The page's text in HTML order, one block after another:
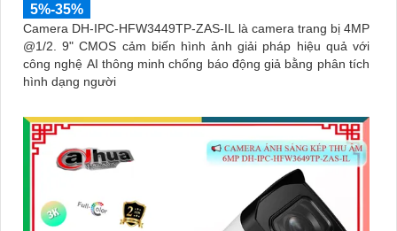
5%-35%
Camera DH-IPC-HFW3449TP-ZAS-IL là camera trang bị 4MP
@1/2. 9" CMOS cảm biến hình ảnh giải pháp hiệu quả với
công nghệ AI thông minh chống báo động giả bằng phân tích
hình dạng người